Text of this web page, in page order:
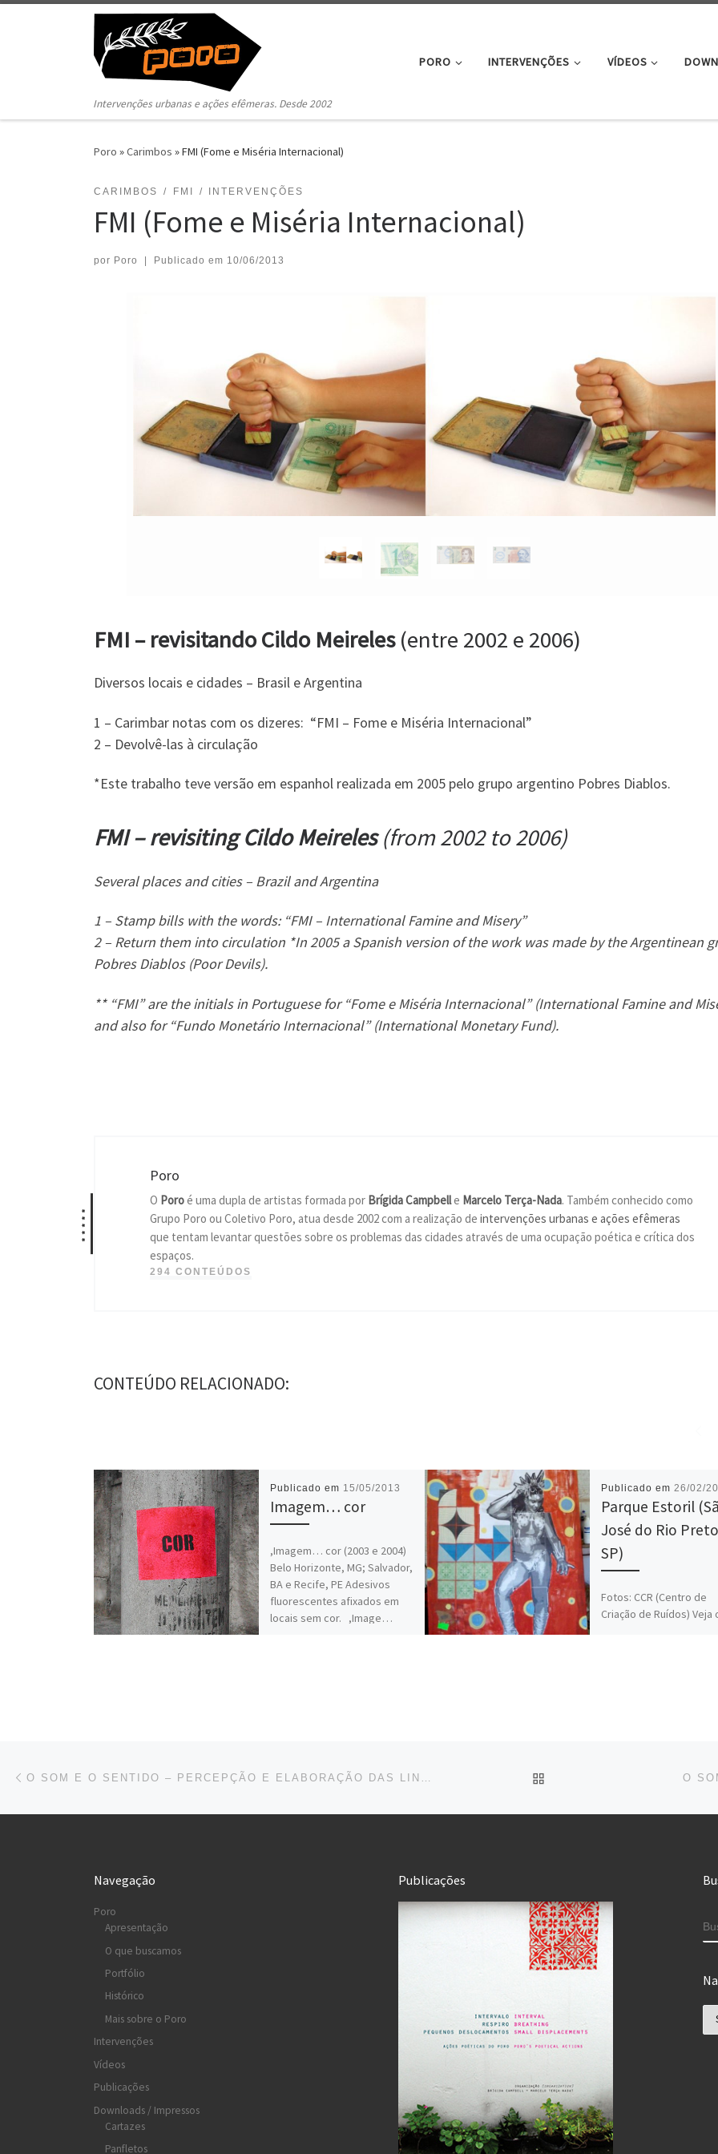
Pular para o conteúdo
Intervenções urbanas e ações efêmeras. Desde 2002
PORO INTERVENÇÕES VÍDEOS
Poro »Carimbos »FMI (Fome e Miséria Internacional)
CARIMBOS FMI INTERVENÇÕES
FMI (Fome e Miséria Internacional)
por Poro Publicado em 10/06/2013
FMI – revisitando Cildo Meireles(entre 2002 e 2006)
Diversos locais e cidades – Brasil e Argentina
1 – Carimbar notas com os dizeres: “FMI – Fome e Miséria Internacional”
2 – Devolvê-las à circulação
*Este trabalho teve versão em espanhol realizada em 2005 pelo grupo argentino Pobres Diablos.
FMI – revisiting Cildo Meireles(from 2002 to 2006)
Several places and cities – Brazil and Argentina
1 – Stamp bills with the words: “FMI – International Famine and Misery”
2 – Return them into circulation *In 2005 a Spanish version of the work was made by the Argentinean
Pobres Diablos (Poor Devils).
** “FMI” are the initials in Portuguese for “Fome e Miséria Internacional” (International Famine and
and also for “Fundo Monetário Internacional” (International Monetary Fund).
*****
Poro
O Poroé uma dupla de artistas formada por Brígida Campbelle Marcelo Terça-Nada. Também conhecido como
Grupo Poro ou Coletivo Poro, atua desde 2002 com a realização de intervenções urbanas e ações efêmeras
que tentam levantar questões sobre os problemas das cidades através de uma ocupação poética e crítica dos
espaços.
294 CONTEÚDOS
CONTEÚDO RELACIONADO:
Publicado em 15/05/2013
Imagem… cor
,Imagem… cor (2003 e 2004)
Belo Horizonte, MG; Salvador,
BA e Recife, PE Adesivos
fluorescentes afixados em
locais sem cor. ,Image…
Publicado em 26/02/
Parque Estoril
José do Rio
SP)
Fotos: CCR (Centro de
Criação de Ruídos) Veja
Navegação do post IR PARA CAPA DO SITE
O
Navegação
Poro
Apresentação
O que buscamos
Portfólio
Histórico
Mais sobre o Poro
Intervenções
Vídeos
Publicações
Downloads / Impressos
Cartazes
Panfletos
Publicações